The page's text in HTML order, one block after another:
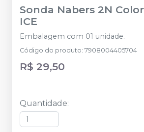
Sonda Nabers 2N
ICE
Embalagem com 01 unidade.
Código do produto: 7908004405704
R$ 29,50
Quantidade: